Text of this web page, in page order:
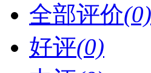
全部评价(0)
好评(0)